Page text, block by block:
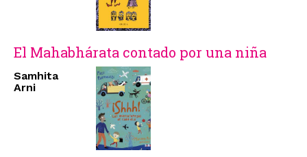
El Mahabhárata contado por una niña
Samhita
Arni